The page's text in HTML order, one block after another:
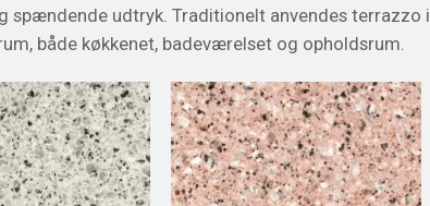
spændende udtryk. Traditionelt anvendes
både køkkenet, badeværelset og opholdsrum.